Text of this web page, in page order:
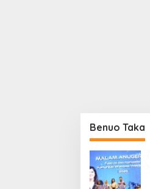
Benuo Taka